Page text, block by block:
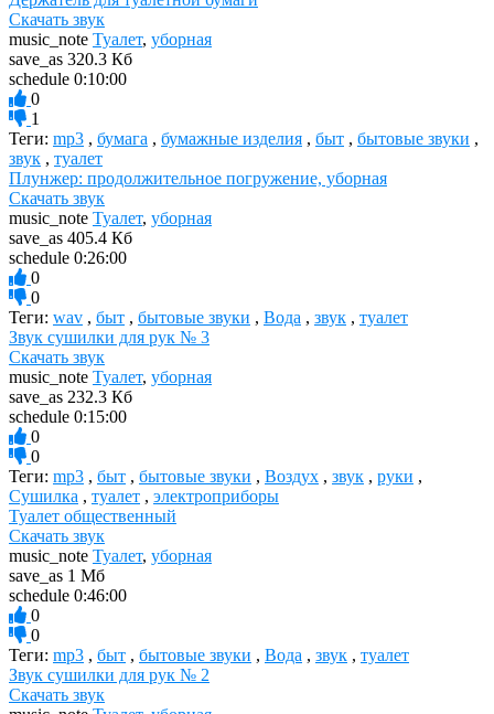
Скачать звук
music_note Туалет, уборная
save_as 320.3 Кб
schedule 0:10:00
0
1
Теги: mp3 , бумага , бумажные изделия , быт , бытовые звуки ,
звук , туалет
Плунжер: продолжительное погружение, уборная
Скачать звук
music_note Туалет, уборная
save_as 405.4 Кб
schedule 0:26:00
0
0
Теги: wav , быт , бытовые звуки , Вода , звук , туалет
Звук сушилки для рук № 3
Скачать звук
music_note Туалет, уборная
save_as 232.3 Кб
schedule 0:15:00
0
0
Теги: mp3 , быт , бытовые звуки , Воздух , звук , руки ,
Сушилка , туалет , электроприборы
Туалет общественный
Скачать звук
music_note Туалет, уборная
save_as 1 Мб
schedule 0:46:00
0
0
Теги: mp3 , быт , бытовые звуки , Вода , звук , туалет
Звук сушилки для рук № 2
Скачать звук